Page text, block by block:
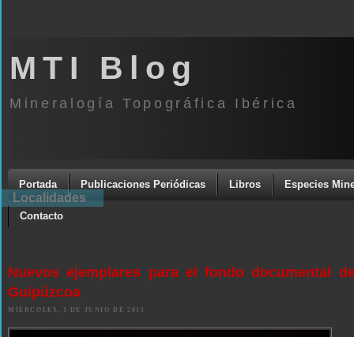
MTI Blog
Mineralogía Topográfica Ibérica
Portada Publicaciones Periódicas Libros Especies
Contacto
Nuevos ejemplares para el fondo documental
Guipúzcoa
MIÉRCOLES, 1 DE JUNIO DE 2011
Localidades